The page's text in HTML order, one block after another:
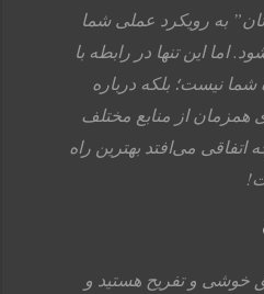
به رویکرد عملی شما
اما این تنها در رابطه با
شما نیست؛‌ بلکه درباره
همزمان از منابع مختلف
اتفاقی می‌افتد بهترین راه
خوشی و تفریح هستید و